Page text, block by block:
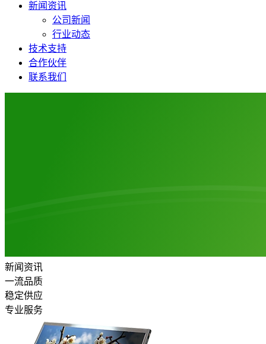
新闻资讯
公司新闻
行业动态
技术支持
合作伙伴
联系我们
新闻资讯
一流品质
稳定供应
专业服务